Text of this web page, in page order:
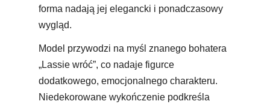
forma nadają jej elegancki i ponadczasowy
wygląd.
Model przywodzi na myśl znanego bohatera
„Lassie wróć”, co nadaje figurce
dodatkowego, emocjonalnego charakteru.
Niedekorowane wykończenie podkreśla